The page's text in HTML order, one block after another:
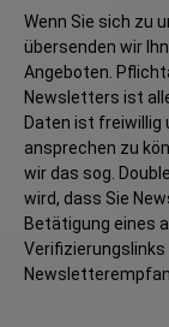
Wenn Sie sich zu
übersenden wir
Angeboten.
Newsletters ist
Daten ist freiwillig
ansprechen zu
wir das sog.
wird, dass Sie
Betätigung eines
Verifizierungslinks